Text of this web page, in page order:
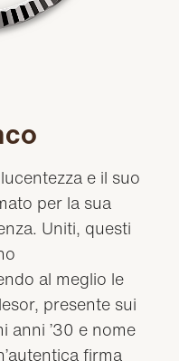
e il suo
per la sua
Uniti, questi
al meglio le
presente sui
anni ’30 e nome
firma